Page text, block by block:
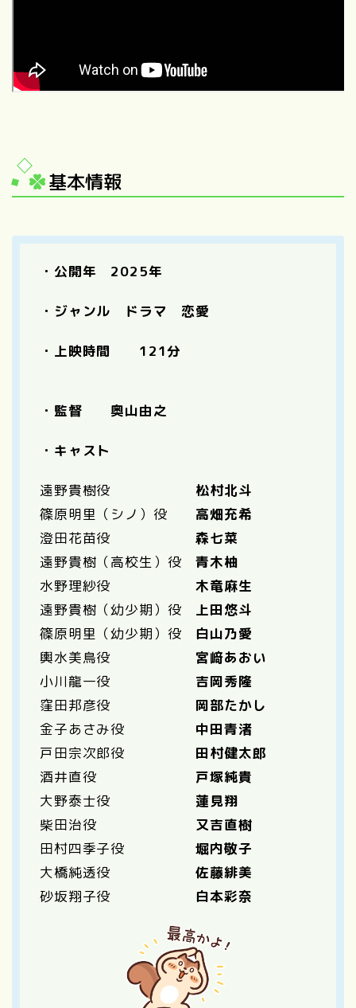
基本情報
・公開年 2025年
・ジャンル ドラマ 恋愛
・上映時間 121分
・監督 奥⼭由之
・キャスト
遠野貴樹役 松村北斗
篠原明里（シノ）役 高畑充希
澄田花苗役
森七菜
遠野貴樹（高校生）役青木柚
水野理紗役木竜麻生
遠野貴樹（幼少期）役 上田悠斗
篠原明里（幼少期）役 白山乃愛
輿水美鳥役
宮﨑あおい
小川龍一役 吉岡秀隆
窪田邦彦役 岡部たかし
金子あさみ役 中田青渚
戸田宗次郎役 田村健太郎
酒井直役 戸塚純貴
大野泰士役
蓮見翔
柴田治役 又吉直樹
田村四季子役堀内敬子
大橋純透役佐藤緋美
砂坂翔子役 白本彩奈